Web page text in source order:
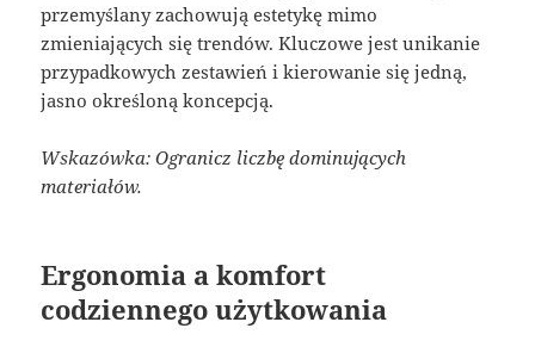
przemyślany zachowują estetykę mimo
zmieniających się trendów. Kluczowe jest unikanie
przypadkowych zestawień i kierowanie się jedną,
jasno określoną koncepcją.
Wskazówka: Ogranicz liczbę dominujących
materiałów.
Ergonomia a komfort
codziennego użytkowania